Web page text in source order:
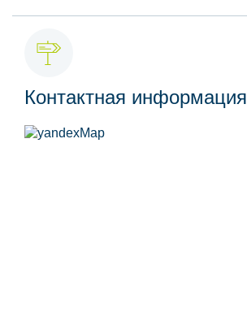
Контактная информация